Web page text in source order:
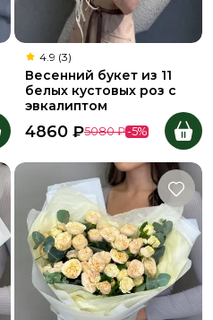
4.9 (3)
Весенний букет из 11
белых кустовых роз с
эвкалиптом
4860 ₽5080 ₽-5%